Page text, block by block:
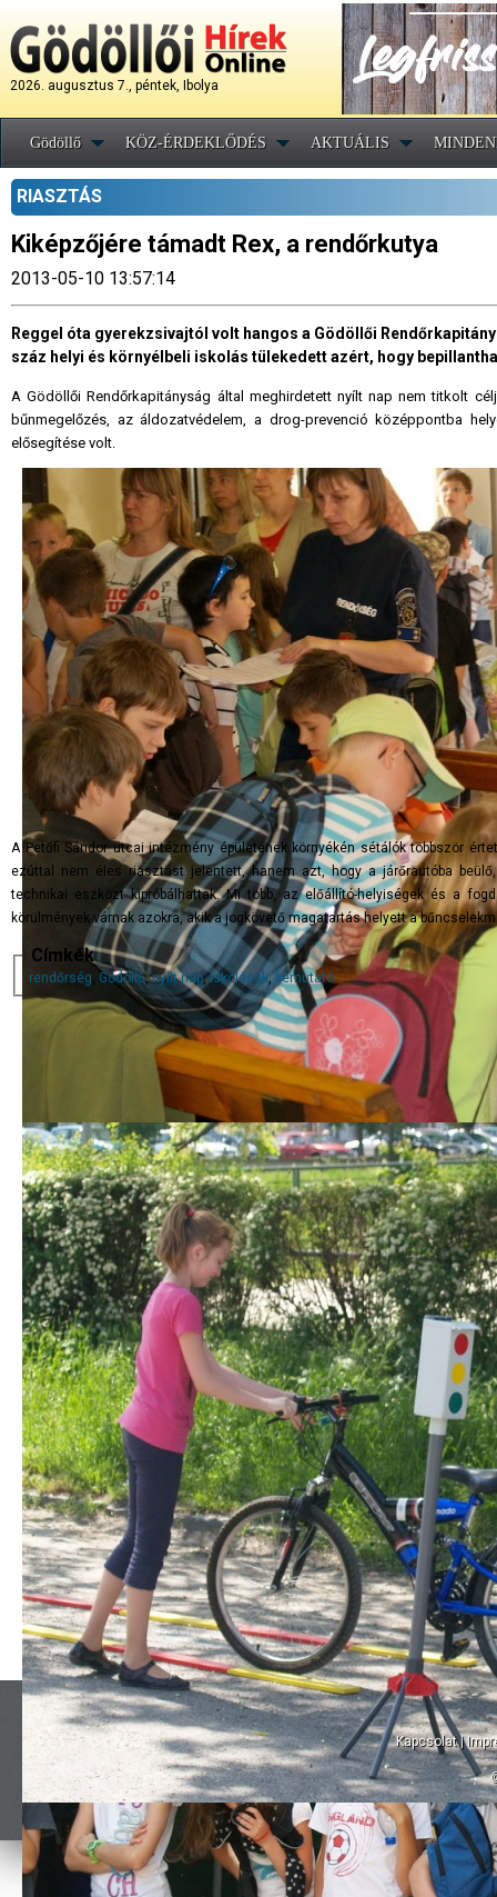
2026. augusztus 7., péntek, Ibolya
Gödöllő KÖZ-ÉRDEKLŐDÉS AKTUÁLIS
RIASZTÁS
Kiképzőjére támadt Rex, a rendőrkutya
2013-05-10 13:57:14
Reggel óta gyerekzsivajtól volt hangos a Gödöllői
száz helyi és környélbeli iskolás tülekedett azért, hogy
A Gödöllői Rendőrkapitányság által meghirdetett nyílt nap nem titkolt
bűnmegelőzés, az áldozatvédelem, a drog-prevenció középpontba
elősegítése volt.
A Petőfi Sándor utcai intézmény épületének környékén sétálók többször
ezúttal nem éles riasztást jelentett, hanem azt, hogy a járőrautóba
technikai eszközt kipróbálhattak. Mi több, az előállító-helyiségek és a
körülmények várnak azokra, akik a jogkövető magatartás helyett a
Címkék
rendőrség, Gödöllő,nyílt nap,iskolások, bemutató
Kapcsolat|